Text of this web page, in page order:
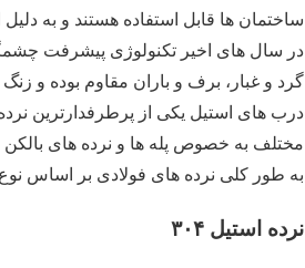
ساختمان ها قابل استفاده هستند و به دلیل
در سال های اخیر تکنولوژی پیشرفت
گرد و غبار، برف و باران مقاوم بوده و زنگ
درب های استیل یکی از پرطرفدارترین
مختلف به خصوص پله ها و نرده های بالکن
به طور کلی نرده های فولادی بر اساس
نرده استیل ۳۰۴